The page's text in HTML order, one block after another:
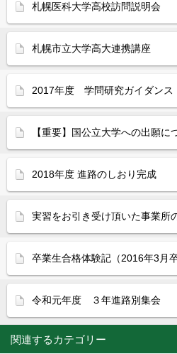
札幌医科大学高校訪問説明会
札幌市立大学高大連携講座
2017年度 学問研究ガイダンス
【重要】国公立大学への出願に
2018年度 進路のしおり完成
実習をお引き受け頂いた事業所
卒業生合格体験記（2016年3月卒
令和元年度 ３年進路別集会
関連するカテゴリー